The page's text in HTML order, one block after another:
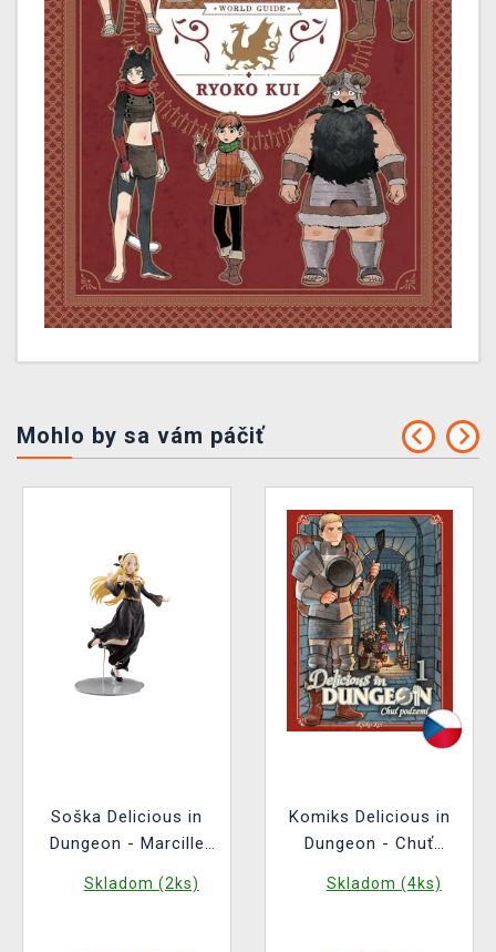
Mohlo by sa vám páčiť
Soška Delicious in
Dungeon - Marcille
(Furyu)
Skladom (2ks)
Komiks Delicious in
Dungeon - Chuť
Skladom (4ks)